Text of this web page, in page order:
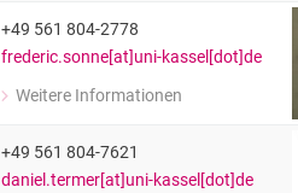
+49 561 804-2778
frederic.sonne[at]uni-kassel[dot]de
Weitere Informationen
zu Frederic Sonne (M.Sc.)
+49 561 804-7621
daniel.termer[at]uni-kassel[dot]de